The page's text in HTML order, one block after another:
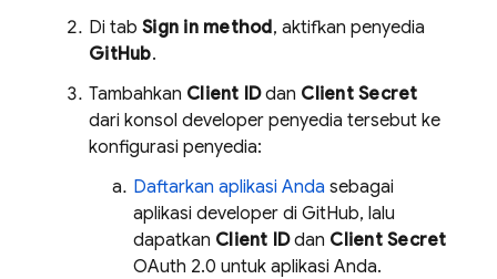
Di tab Sign in method, aktifkan penyedia
GitHub.
Tambahkan Client IDdan Client Secret
dari konsol developer penyedia tersebut ke
konfigurasi penyedia:
Daftarkan aplikasi Anda sebagai
aplikasi developer di GitHub, lalu
dapatkan Client IDdan Client Secret
OAuth 2.0 untuk aplikasi Anda.